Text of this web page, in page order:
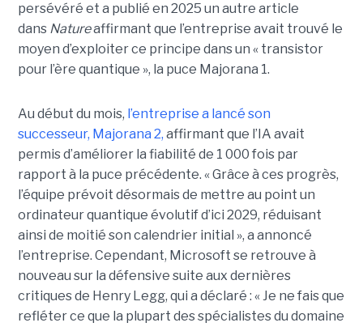
persévéré et a publié en 2025 un autre article
dans Natureaffirmant que l’entreprise avait trouvé le
moyen d’exploiter ce principe dans un « transistor
pour l’ère quantique », la puce Majorana 1.
Au début du mois, l’entreprise a lancé son
successeur, Majorana 2, affirmant que l’IA avait
permis d’améliorer la fiabilité de 1 000 fois par
rapport à la puce précédente. « Grâce à ces progrès,
l’équipe prévoit désormais de mettre au point un
ordinateur quantique évolutif d’ici 2029, réduisant
ainsi de moitié son calendrier initial », a annoncé
l’entreprise. Cependant, Microsoft se retrouve à
nouveau sur la défensive suite aux dernières
critiques de Henry Legg, qui a déclaré : « Je ne fais que
refléter ce que la plupart des spécialistes du domaine